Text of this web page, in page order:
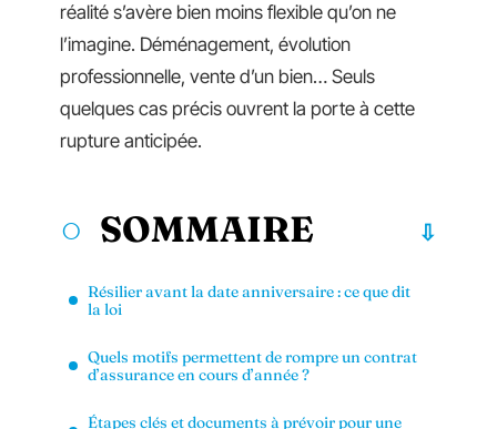
réalité s’avère bien moins flexible qu’on ne
l’imagine. Déménagement, évolution
professionnelle, vente d’un bien… Seuls
quelques cas précis ouvrent la porte à cette
rupture anticipée.
SOMMAIRE
Résilier avant la date anniversaire : ce que dit
la loi
Quels motifs permettent de rompre un contrat
d’assurance en cours d’année ?
Étapes clés et documents à prévoir pour une